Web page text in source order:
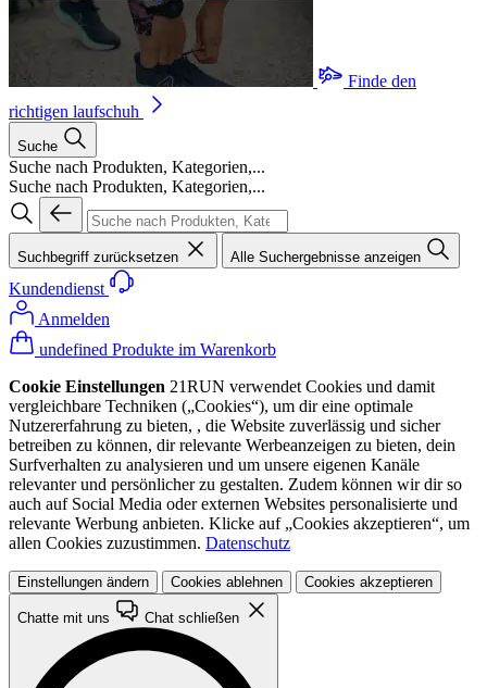
Finde den
richtigen laufschuh
Suche
Suche nach Produkten, Kategorien,...
Suche nach Produkten, Kategorien,...
Suchbegriff zurücksetzen Alle Suchergebnisse anzeigen
Kundendienst
Anmelden
undefined Produkte im Warenkorb
Cookie Einstellungen 21RUN verwendet Cookies und damit
vergleichbare Techniken („Cookies“), um dir eine optimale
Nutzererfahrung zu bieten, , die Website zuverlässig und sicher
betreiben zu können, dir relevante Werbeanzeigen zu bieten, dein
Surfverhalten zu analysieren und um unsere eigenen Kanäle
relevanter und persönlicher zu gestalten. Zudem können wir dir so
auch auf Social Media oder externen Websites personalisierte und
relevante Werbung anbieten. Klicke auf „Cookies akzeptieren“, um
allen Cookies zuzustimmen. Datenschutz
Einstellungen ändern Cookies ablehnen Cookies akzeptieren
Chatte mit uns Chat schließen